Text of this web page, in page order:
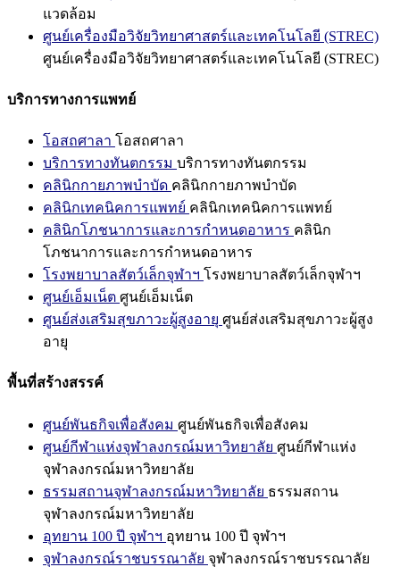
แวดล้อม
ศูนย์เครื่องมือวิจัยวิทยาศาสตร์และเทคโนโลยี (STREC)
ศูนย์เครื่องมือวิจัยวิทยาศาสตร์และเทคโนโลยี (STREC)
บริการทางการแพทย์
โอสถศาลา โอสถศาลา
บริการทางทันตกรรม บริการทางทันตกรรม
คลินิกกายภาพบำบัด คลินิกกายภาพบำบัด
คลินิกเทคนิคการแพทย์ คลินิกเทคนิคการแพทย์
คลินิกโภชนาการและการกำหนดอาหาร คลินิก
โภชนาการและการกำหนดอาหาร
โรงพยาบาลสัตว์เล็กจุฬาฯ โรงพยาบาลสัตว์เล็กจุฬาฯ
ศูนย์เอ็มเน็ต ศูนย์เอ็มเน็ต
ศูนย์ส่งเสริมสุขภาวะผู้สูงอายุ ศูนย์ส่งเสริมสุขภาวะผู้สูง
อายุ
พื้นที่สร้างสรรค์
ศูนย์พันธกิจเพื่อสังคม ศูนย์พันธกิจเพื่อสังคม
ศูนย์กีฬาแห่งจุฬาลงกรณ์มหาวิทยาลัย ศูนย์กีฬาแห่ง
จุฬาลงกรณ์มหาวิทยาลัย
ธรรมสถานจุฬาลงกรณ์มหาวิทยาลัย ธรรมสถาน
จุฬาลงกรณ์มหาวิทยาลัย
อุทยาน 100 ปี จุฬาฯ อุทยาน 100 ปี จุฬาฯ
จุฬาลงกรณ์ราชบรรณาลัย จุฬาลงกรณ์ราชบรรณาลัย